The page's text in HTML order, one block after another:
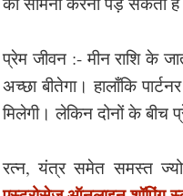
प्रेम जीवन :- मीन राशि के
अच्छा बीतेगा। हालाँकि
मिलेगी। लेकिन दोनों के बीच
रत्न, यंत्र समेत समस्त